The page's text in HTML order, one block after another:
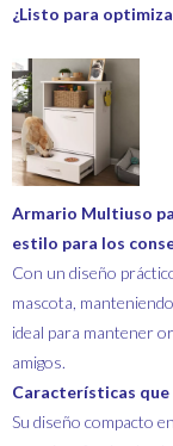
¿Listo para
Armario Multiuso
estilo para los
Con un diseño
mascota,
ideal para mantener
amigos.
Características
Su diseño compacto